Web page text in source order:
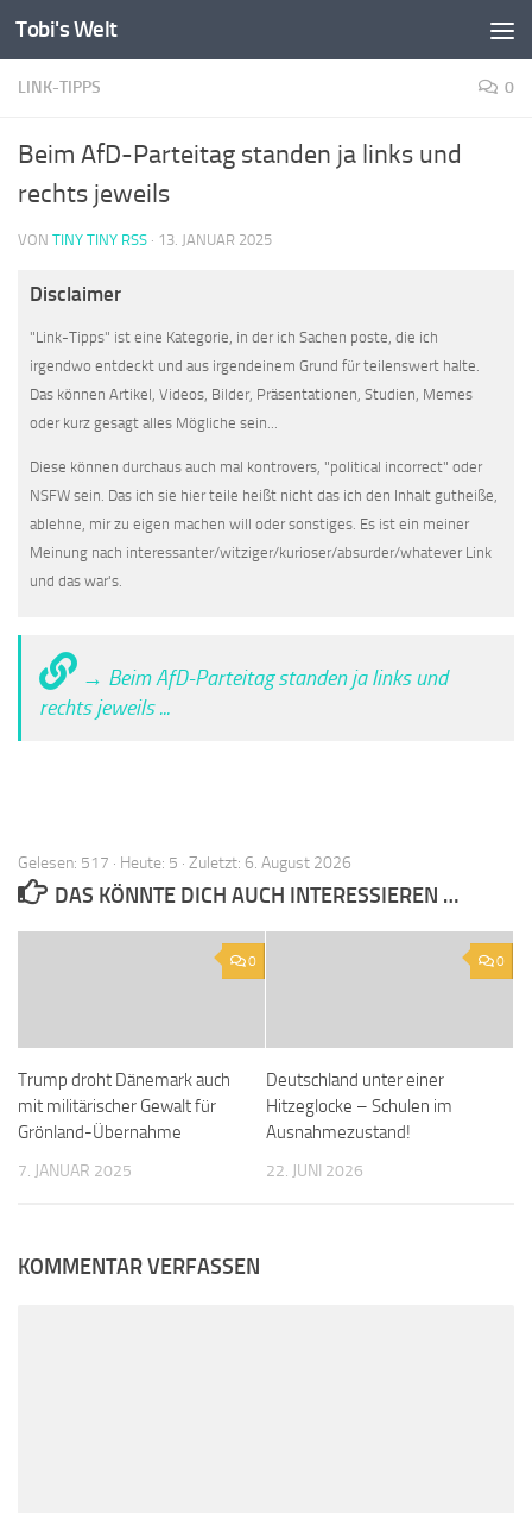
Zum Inhalt springen
Tobi's Welt
LINK-TIPPS 0
Beim AfD-Parteitag standen ja links und
rechts jeweils
VON TINY TINY RSS · 13. JANUAR 2025
Disclaimer
"Link-Tipps" ist eine Kategorie, in der ich Sachen poste, die ich
irgendwo entdeckt und aus irgendeinem Grund für teilenswert halte.
Das können Artikel, Videos, Bilder, Präsentationen, Studien, Memes
oder kurz gesagt alles Mögliche sein...
Diese können durchaus auch mal kontrovers, "political incorrect" oder
NSFW sein. Das ich sie hier teile heißt nicht das ich den Inhalt gutheiße,
ablehne, mir zu eigen machen will oder sonstiges. Es ist ein meiner
Meinung nach interessanter/witziger/kurioser/absurder/whatever Link
und das war's.
→ Beim AfD-Parteitag standen ja links und
rechts jeweils ...
Gelesen: 517 · Heute: 5 · Zuletzt: 6. August 2026
DAS KÖNNTE DICH AUCH INTERESSIEREN …
0
Trump droht Dänemark auch
mit militärischer Gewalt für
Grönland-Übernahme
7. JANUAR 2025
0
Deutschland unter einer
Hitzeglocke – Schulen im
Ausnahmezustand!
22. JUNI 2026
KOMMENTAR VERFASSEN